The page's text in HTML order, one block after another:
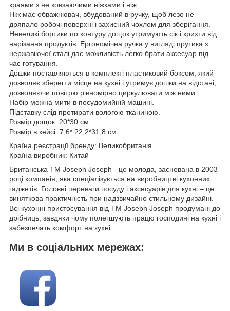
краями з не ковзаючими ніжками і ніж.
Ніж має обважнювач, вбудований в ручку, щоб лезо не
дряпало робочі поверхні і захисний чохлом для зберігання.
Невеликі бортики по контуру дощок утримують сік і крихти від
нарізання продуктів. Ергономічна ручка у вигляді прутика з
нержавіючої сталі дає можливість легко брати аксесуар під
час готування.
Дошки поставляються в комплекті пластиковий боксом, який
дозволяє зберегти місце на кухні і утримує дошки на відстані,
дозволяючи повітрю рівномірно циркулювати між ними.
Набір можна мити в посудомийній машині.
Підставку слід протирати вологою тканиною.
Розмір дощок: 20*30 см
Розмір в кейсі: 7,6* 22,2*31,8 см
Країна реєстрації бренду: Великобританія.
Країна виробник: Китай
Британська ТМ Joseph Joseph - це молода, заснована в 2003
році компанія, яка спеціалізується на виробництві кухонних
гаджетів. Головні переваги посуду і аксесуарів для кухні – це
виняткова практичність при надзвичайно стильному дизайні.
Всі кухонні пристосування від ТМ Joseph Joseph продумані до
дрібниць, завдяки чому полегшують працю господині на кухні і
забезпечать комфорт на кухні.
Ми в соціальних мережах: